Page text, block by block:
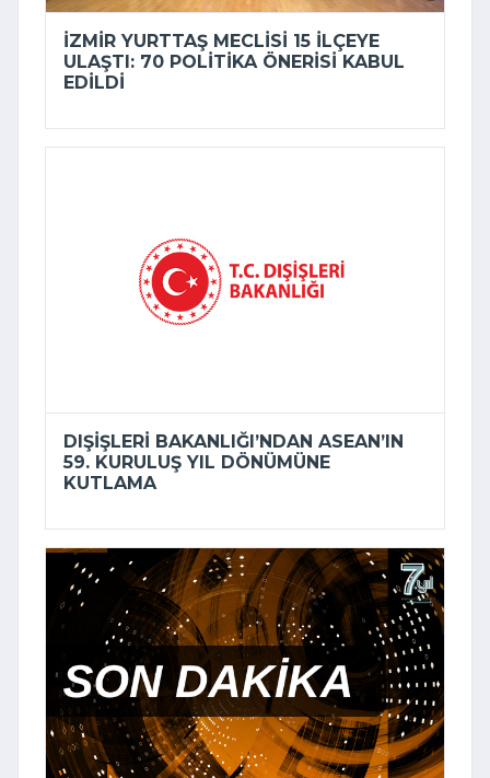
İZMIR YURTTAŞ MECLISI 15 ILÇEYE
ULAŞTI: 70 POLITIKA ÖNERISI KABUL
EDILDI
DIŞIŞLERI BAKANLIĞI’NDAN ASEAN’IN
59. KURULUŞ YIL DÖNÜMÜNE
KUTLAMA